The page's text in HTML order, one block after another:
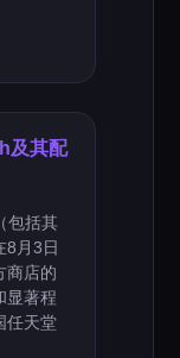
及其配
包括其
8月3日
商店的
显著程
任天堂